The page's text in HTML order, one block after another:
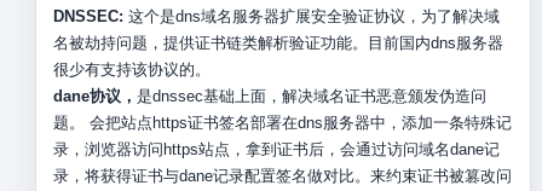
DNSSEC: 这个是dns域名服务器扩展安全验证协议，为了解决域
名被劫持问题，提供证书链类解析验证功能。目前国内dns服务器
很少有支持该协议的。
dane协议， 是dnssec基础上面，解决域名证书恶意颁发伪造问
题。 会把站点https证书签名部署在dns服务器中，添加一条特殊记
录，浏览器访问https站点，拿到证书后，会通过访问域名dane记
录，将获得证书与dane记录配置签名做对比。来约束证书被篡改问